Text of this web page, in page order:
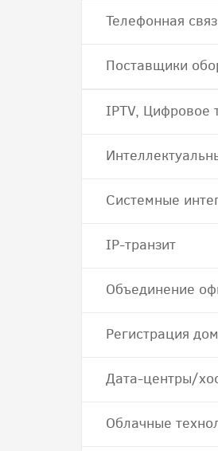
Телефонная
Поставщики
IPTV, Цифровое
Системные
IP-транзит
Объединение
Регистрация
Дата-центры/
Облачные